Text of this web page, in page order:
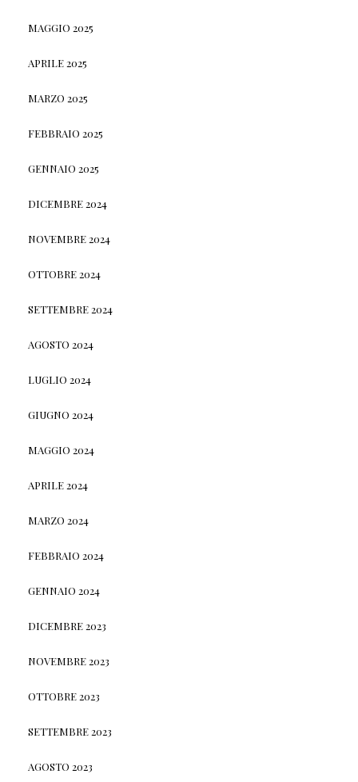
MAGGIO 2025
APRILE 2025
MARZO 2025
FEBBRAIO 2025
GENNAIO 2025
DICEMBRE 2024
NOVEMBRE 2024
OTTOBRE 2024
SETTEMBRE 2024
AGOSTO 2024
LUGLIO 2024
GIUGNO 2024
MAGGIO 2024
APRILE 2024
MARZO 2024
FEBBRAIO 2024
GENNAIO 2024
DICEMBRE 2023
NOVEMBRE 2023
OTTOBRE 2023
SETTEMBRE 2023
AGOSTO 2023